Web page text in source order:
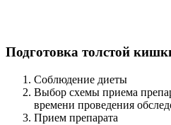
Подготовка толстой
Соблюдение диеты
Выбор схемы приема
времени проведения
Прием препарата